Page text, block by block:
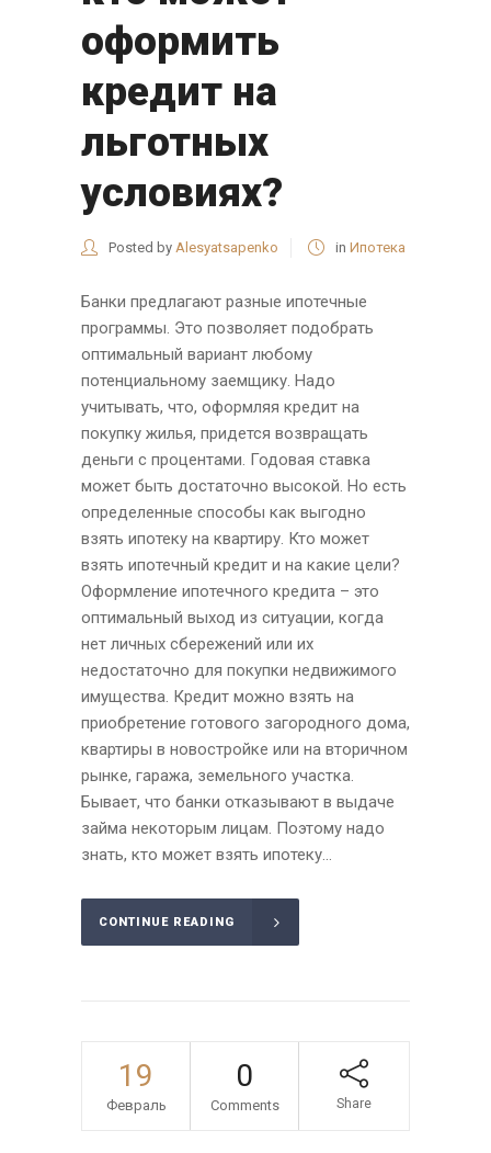
оформить
кредит на
льготных
условиях?
Posted by Alesyatsapenko in Ипотека
Банки предлагают разные ипотечные
программы. Это позволяет подобрать
оптимальный вариант любому
потенциальному заемщику. Надо
учитывать, что, оформляя кредит на
покупку жилья, придется возвращать
деньги с процентами. Годовая ставка
может быть достаточно высокой. Но есть
определенные способы как выгодно
взять ипотеку на квартиру. Кто может
взять ипотечный кредит и на какие цели?
Оформление ипотечного кредита – это
оптимальный выход из ситуации, когда
нет личных сбережений или их
недостаточно для покупки недвижимого
имущества. Кредит можно взять на
приобретение готового загородного дома,
квартиры в новостройке или на вторичном
рынке, гаража, земельного участка.
Бывает, что банки отказывают в выдаче
займа некоторым лицам. Поэтому надо
знать, кто может взять ипотеку...
CONTINUE READING
19
Февраль
0
Comments Share